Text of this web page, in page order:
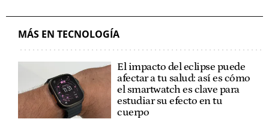
MÁS EN TECNOLOGÍA
El impacto del eclipse puede
afectar a tu salud: así es cómo
el smartwatch es clave para
estudiar su efecto en tu
cuerpo